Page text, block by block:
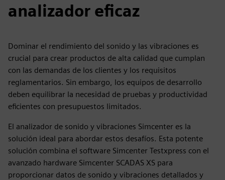
analizador eficaz
Dominar el rendimiento del sonido y las vibraciones es
crucial para crear productos de alta calidad que cumplan
con las demandas de los clientes y los requisitos
reglamentarios. Sin embargo, los equipos de desarrollo
deben equilibrar la necesidad de pruebas y productividad
eficientes con presupuestos limitados.
El analizador de sonido y vibraciones Simcenter es la
solución ideal para abordar estos desafíos. Esta potente
solución combina el software Simcenter Testxpress con el
avanzado hardware Simcenter SCADAS XS para
proporcionar datos de sonido y vibraciones detallados y